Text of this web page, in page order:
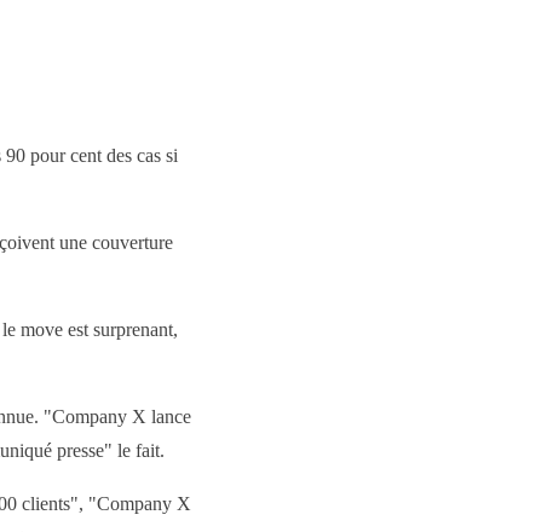
pour cent des cas si
une couverture
move est surprenant,
"Company X lance
presse" le fait.
clients", "Company X